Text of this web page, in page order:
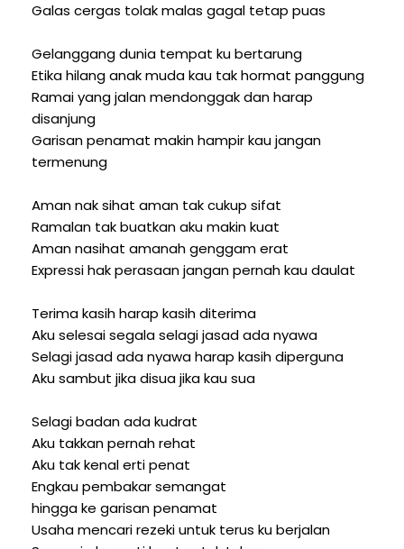
Galas cergas tolak malas gagal tetap puas
Gelanggang dunia tempat ku bertarung
Etika hilang anak muda kau tak hormat panggung
Ramai yang jalan mendonggak dan harap
disanjung
Garisan penamat makin hampir kau jangan
termenung
Aman nak sihat aman tak cukup sifat
Ramalan tak buatkan aku makin kuat
Aman nasihat amanah genggam erat
Expressi hak perasaan jangan pernah kau daulat
Terima kasih harap kasih diterima
Aku selesai segala selagi jasad ada nyawa
Selagi jasad ada nyawa harap kasih diperguna
Aku sambut jika disua jika kau sua
Selagi badan ada kudrat
Aku takkan pernah rehat
Aku tak kenal erti penat
Engkau pembakar semangat
hingga ke garisan penamat
Usaha mencari rezeki untuk terus ku berjalan